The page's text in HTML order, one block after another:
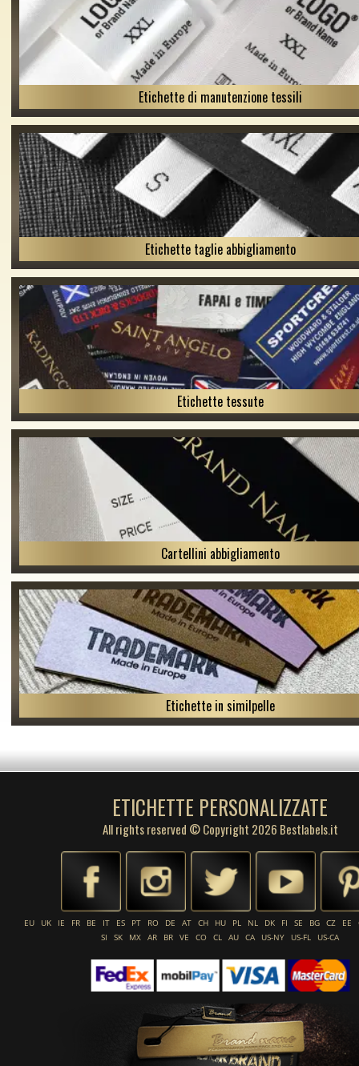
Etichette di manutenzione tessili
Etichette taglie abbigliamento
Etichette tessute
Cartellini abbigliamento
Etichette in similpelle
ETICHETTE PERSONALIZZATE
All rights reserved © Copyright 2026 Bestlabels.it
EU UK IE FR BE IT ES PT RO DE AT CH HU PL NL DK FI SE BG CZ EE
SI
SK MX AR BR VE CO CL AU CA US-NY US-FL US-CA